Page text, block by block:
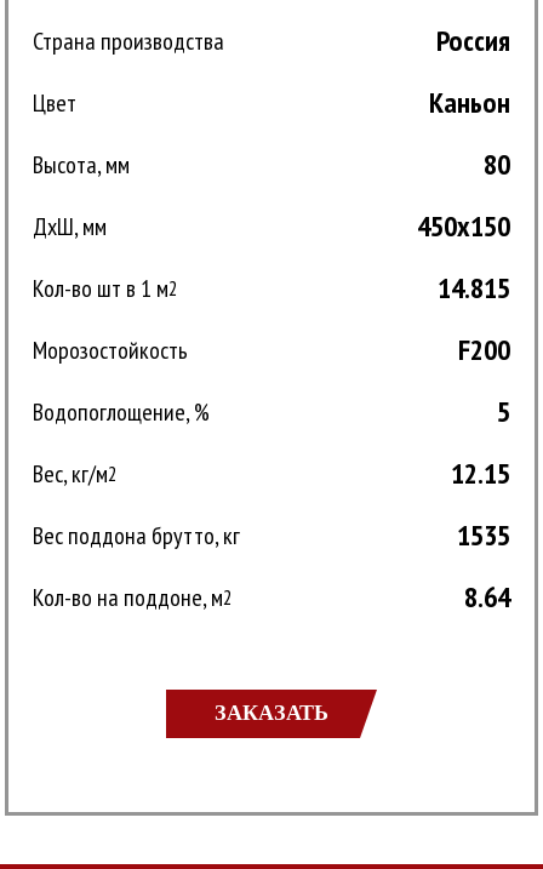
Страна производства Россия
Цвет Каньон
Высота, мм 80
ДxШ, мм 450x150
Кол-во шт в 1 м2 14.815
Морозостойкость F200
Водопоглощение, % 5
Вес, кг/м2 12.15
Вес поддона брутто, кг 1535
Кол-во на поддоне, м2 8.64
ЗАКАЗАТЬ